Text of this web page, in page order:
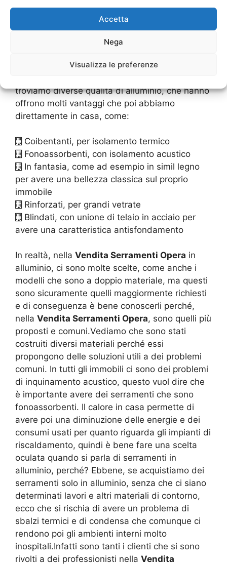
Accetta
Nega
Visualizza le preferenze
poi dei pro e dei contro, se ci si vuole
allora è consigliabile preferire l’alluminio o altre
particolarmente convenienti e facili da trovare in
troviamo diverse qualità di alluminio, che hanno
offrono molti vantaggi che poi abbiamo
direttamente in casa, come:
Coibentanti, per isolamento termico
Fonoassorbenti, con isolamento acustico
In fantasia, come ad esempio in simil legno
per avere una bellezza classica sul proprio
immobile
Rinforzati, per grandi vetrate
Blindati, con unione di telaio in acciaio per
avere una caratteristica antisfondamento
In realtà, nella Vendita Serramenti Opera in
alluminio, ci sono molte scelte, come anche i
modelli che sono a doppio materiale, ma questi
sono sicuramente quelli maggiormente richiesti
e di conseguenza è bene conoscerli perché,
nella Vendita Serramenti Opera, sono quelli più
proposti e comuni.Vediamo che sono stati
costruiti diversi materiali perché essi
propongono delle soluzioni utili a dei problemi
comuni. In tutti gli immobili ci sono dei problemi
di inquinamento acustico, questo vuol dire che
è importante avere dei serramenti che sono
fonoassorbenti. Il calore in casa permette di
avere poi una diminuzione delle energie e dei
consumi usati per quanto riguarda gli impianti di
riscaldamento, quindi è bene fare una scelta
oculata quando si parla di serramenti in
alluminio, perché? Ebbene, se acquistiamo dei
serramenti solo in alluminio, senza che ci siano
determinati lavori e altri materiali di contorno,
ecco che si rischia di avere un problema di
sbalzi termici e di condensa che comunque ci
rendono poi gli ambienti interni molto
inospitali.Infatti sono tanti i clienti che si sono
rivolti a dei professionisti nella Vendita